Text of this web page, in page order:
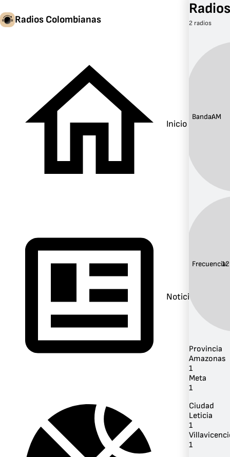
Radios Colombianas
Inicio
Noticias
2 radios
Banda:AM
Frecuencia:
Provincia
Amazonas
1
Meta
1
Ciudad
Leticia
1
1